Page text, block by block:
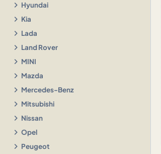
chevron_right Hyundai
chevron_right Kia
chevron_right Lada
chevron_right Land Rover
chevron_right MINI
chevron_right Mazda
chevron_right Mercedes-Benz
chevron_right Mitsubishi
chevron_right Nissan
chevron_right Opel
chevron_right Peugeot